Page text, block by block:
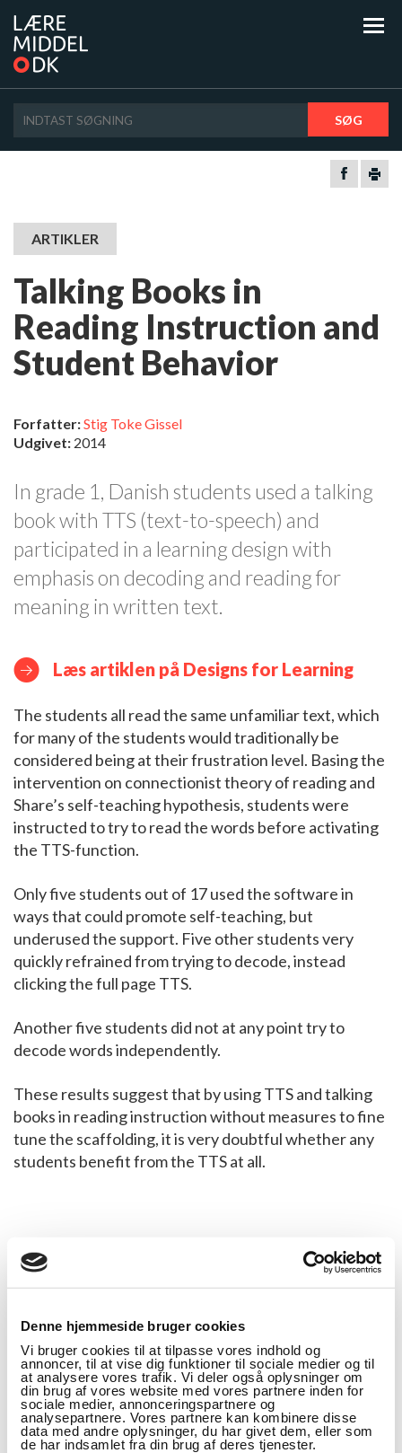
Denne hjemmeside bruger cookies
Vi bruger cookies til at tilpasse vores indhold og
annoncer, til at vise dig funktioner til sociale medier og til
at analysere vores trafik. Vi deler også oplysninger om
din brug af vores website med vores partnere inden for
sociale medier, annonceringspartnere og
analysepartnere. Vores partnere kan kombinere disse
data med andre oplysninger, du har givet dem, eller som
de har indsamlet fra din brug af deres tjenester.
SØG
ARTIKLER
Talking Books in
Reading Instruction and
Student Behavior
Forfatter:Stig Toke Gissel
Udgivet: 2014
In grade 1, Danish students used a talking
book with TTS (text-to-speech) and
participated in a learning design with
emphasis on decoding and reading for
meaning in written text.
Læs artiklen på Designs for Learning
The students all read the same unfamiliar text, which
for many of the students would traditionally be
considered being at their frustration level. Basing the
intervention on connectionist theory of reading and
Share’s self-teaching hypothesis, students were
instructed to try to read the words before activating
the TTS-function.
Only five students out of 17 used the software in
ways that could promote self-teaching, but
underused the support. Five other students very
quickly refrained from trying to decode, instead
clicking the full page TTS.
Another five students did not at any point try to
decode words independently.
These results suggest that by using TTS and talking
books in reading instruction without measures to fine
tune the scaffolding, it is very doubtful whether any
students benefit from the TTS at all.
EMNEORD
Digital, Læremidler,Læsning
PROJEKTKONTAKT
Stig Toke Gissel
Docent, Ph.d.